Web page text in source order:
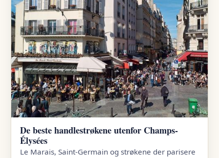
De beste handlestrøkene utenfor Champs-
Élysées
Le Marais, Saint-Germain og strøkene der parisere